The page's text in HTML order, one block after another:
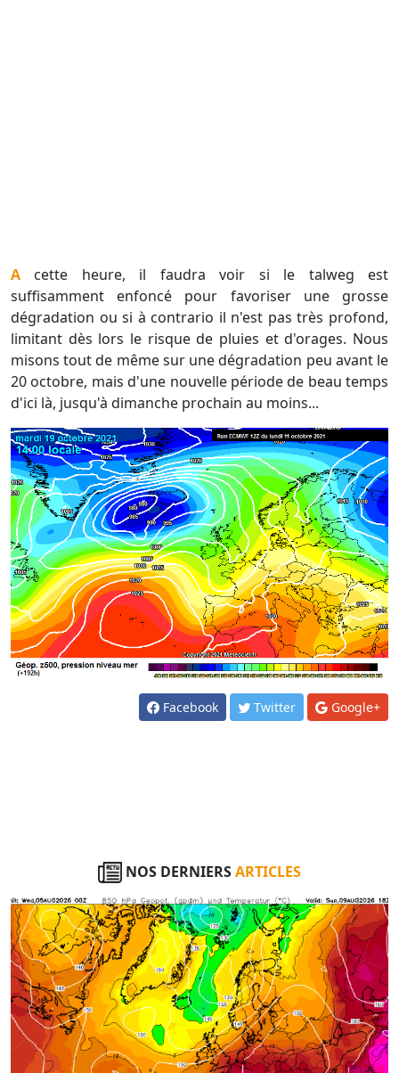
A cette heure, il faudra voir si le talweg est
suffisamment enfoncé pour favoriser une grosse
dégradation ou si à contrario il n'est pas très profond,
limitant dès lors le risque de pluies et d'orages. Nous
misons tout de même sur une dégradation peu avant le
20 octobre, mais d'une nouvelle période de beau temps
d'ici là, jusqu'à dimanche prochain au moins...
Facebook Twitter Google+
NOS DERNIERSARTICLES